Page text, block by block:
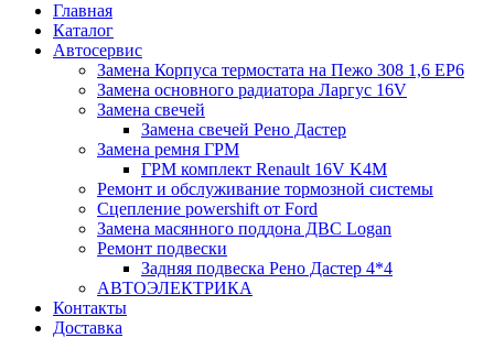
Главная
Каталог
Автосервис
Замена Корпуса термостата на Пежо 308 1,6 EP6
Замена основного радиатора Ларгус 16V
Замена свечей
Замена свечей Рено Дастер
Замена ремня ГРМ
ГРМ комплект Renault 16V K4M
Ремонт и обслуживание тормозной системы
Сцепление powershift от Ford
Замена масянного поддона ДВС Logan
Ремонт подвески
Задняя подвеска Рено Дастер 4*4
АВТОЭЛЕКТРИКА
Контакты
Доставка